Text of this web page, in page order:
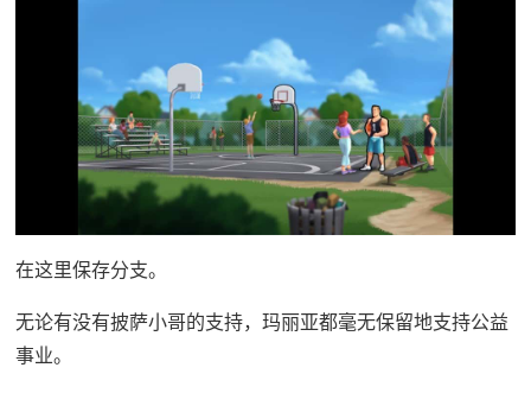
在这里保存分支。
无论有没有披萨小哥的支持，玛丽亚都毫无保留地支持公益
事业。